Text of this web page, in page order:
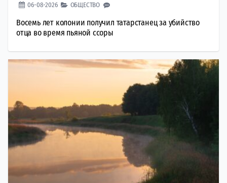
06-08-2026 ОБЩЕСТВО
Восемь лет колонии получил татарстанец за убийство
отца во время пьяной ссоры